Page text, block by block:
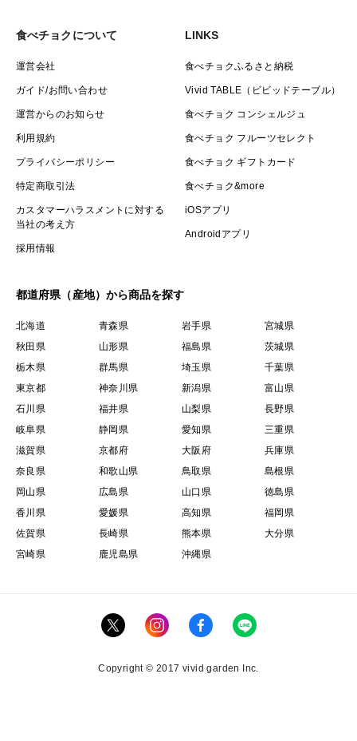
食べチョクについて
運営会社
ガイド/お問い合わせ
運営からのお知らせ
利用規約
プライバシーポリシー
特定商取引法
カスタマーハラスメントに対する
当社の考え方
採用情報
LINKS
食べチョクふるさと納税
Vivid TABLE（ビビッドテーブル）
食べチョク コンシェルジュ
食べチョク フルーツセレクト
食べチョク ギフトカード
食べチョク&more
iOSアプリ
Androidアプリ
都道府県（産地）から商品を探す
北海道 青森県 岩手県
宮城県
秋田県
山形県 福島県
茨城県
栃木県
群馬県 埼玉県
千葉県
東京都
神奈川県 新潟県
富山県
石川県
福井県 山梨県
長野県
岐阜県
静岡県 愛知県
三重県
滋賀県
京都府 大阪府
兵庫県
奈良県
和歌山県 鳥取県
島根県
岡山県
広島県 山口県
徳島県
香川県
愛媛県 高知県
福岡県
佐賀県
長崎県 熊本県
大分県
宮崎県
鹿児島県 沖縄県
Copyright © 2017 vivid garden Inc.